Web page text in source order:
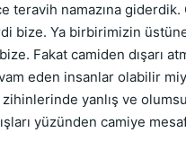
teravih namazına
Ya birbirimizin üstüne
Fakat camiden dışarı
eden insanlar olabilir
yanlış ve
yüzünden camiye